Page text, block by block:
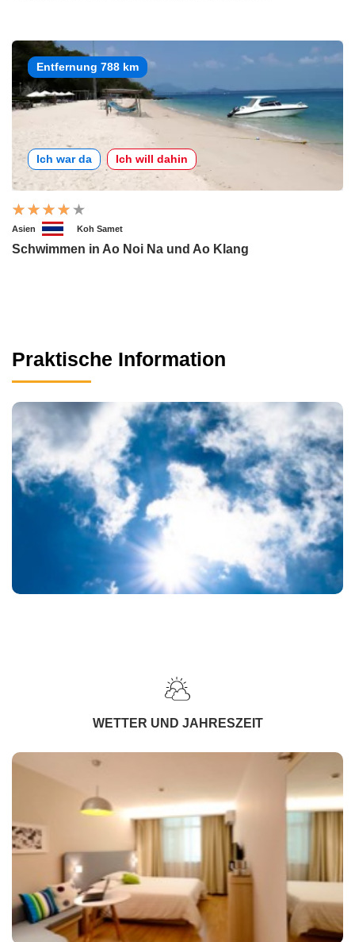
Entfernung 788 km
Ich war da Ich will dahin
Asien Koh Samet
Schwimmen in Ao Noi Na und Ao Klang
Praktische Information
WETTER UND JAHRESZEIT